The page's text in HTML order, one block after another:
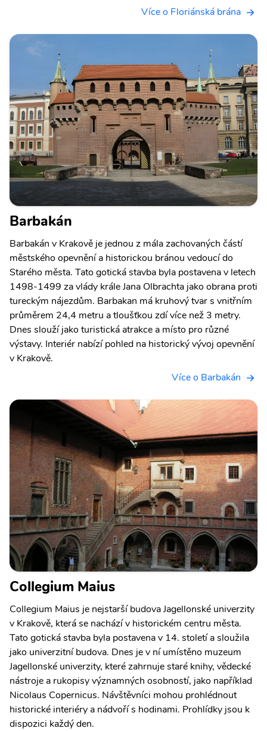
Více o Floriánská brána
Barbakán
Barbakán v Krakově je jednou z mála zachovaných částí
městského opevnění a historickou bránou vedoucí do
Starého města. Tato gotická stavba byla postavena v letech
1498-1499 za vlády krále Jana Olbrachta jako obrana proti
tureckým nájezdům. Barbakan má kruhový tvar s vnitřním
průměrem 24,4 metru a tloušťkou zdí více než 3 metry.
Dnes slouží jako turistická atrakce a místo pro různé
výstavy. Interiér nabízí pohled na historický vývoj opevnění
v Krakově.
Více o Barbakán
Collegium Maius
Collegium Maius je nejstarší budova Jagellonské univerzity
v Krakově, která se nachází v historickém centru města.
Tato gotická stavba byla postavena v 14. století a sloužila
jako univerzitní budova. Dnes je v ní umístěno muzeum
Jagellonské univerzity, které zahrnuje staré knihy, vědecké
nástroje a rukopisy významných osobností, jako například
Nicolaus Copernicus. Návštěvníci mohou prohlédnout
historické interiéry a nádvoří s hodinami. Prohlídky jsou k
dispozici každý den.